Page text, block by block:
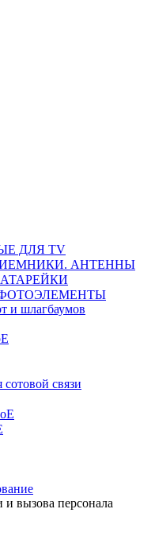
ДЛЯ TV
АНТЕННЫ
и шлагбаумов
связи
и вызова персонала